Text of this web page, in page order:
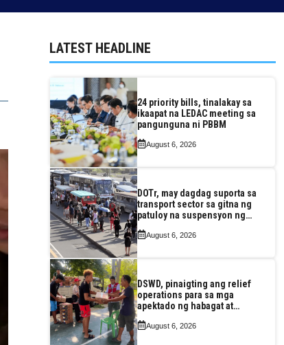
LATEST HEADLINE
24 priority bills, tinalakay sa
ikaapat na LEDAC meeting sa
pangunguna ni PBBM
August 6, 2026
DOTr, may dagdag suporta sa
transport sector sa gitna ng
patuloy na suspensyon ng
August 6, 2026
DSWD, pinaigting ang relief
operations para sa mga
apektado ng habagat at
August 6, 2026